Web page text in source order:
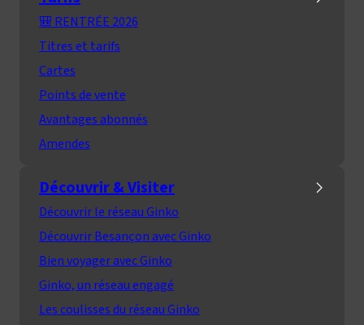
🎒 RENTRÉE 2026
Titres et tarifs
Cartes
Points de vente
Avantages abonnés
Amendes
Découvrir & Visiter
Découvrir le réseau Ginko
Découvrir Besançon avec Ginko
Bien voyager avec Ginko
Ginko, un réseau engagé
Les coulisses du réseau Ginko